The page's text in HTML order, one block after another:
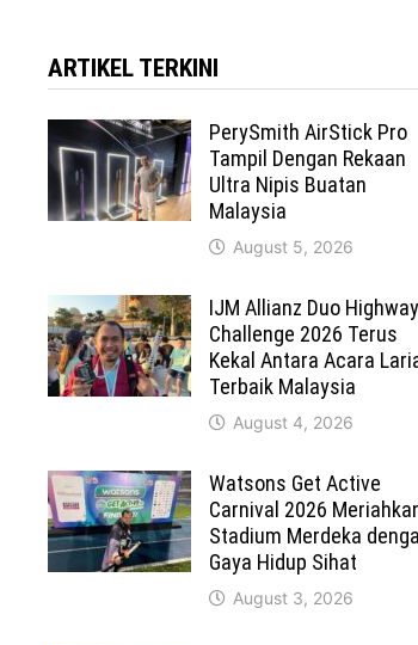
ARTIKEL TERKINI
PerySmith AirStick Pro
Tampil Dengan Rekaan
Ultra Nipis Buatan
Malaysia
August 5, 2026
IJM Allianz Duo Highway
Challenge 2026 Terus
Kekal Antara Acara
Terbaik Malaysia
August 4, 2026
Watsons Get Active
Carnival 2026
Stadium Merdeka
Gaya Hidup Sihat
August 3, 2026